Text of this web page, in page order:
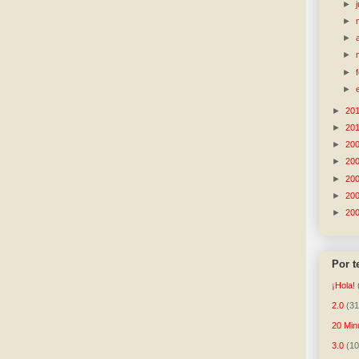
►
►
►
►
►
►
►
►
►
►
►
►
►
Por
¡Hola!
2.0
20
3.0